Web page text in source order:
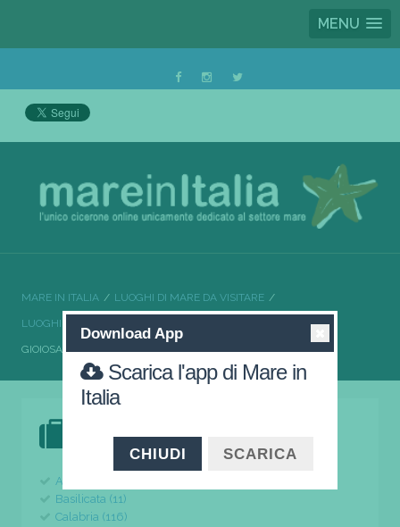
MENU
MARE IN ITALIA LUOGHI DI MARE DA VISITARE
LUOGHI DI MARE DA VISITARE SICILIA
GIOIOSA MAREA LA PERLA DEL TIRRENO
Abruzzo (24)
Basilicata (11)
Calabria (116)
Download App
Scarica l'app di Mare in
Italia
CHIUDI SCARICA